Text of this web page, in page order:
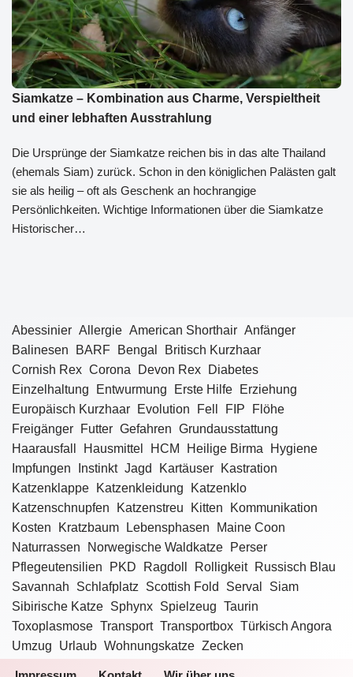
Siamkatze – Kombination aus Charme, Verspieltheit
und einer lebhaften Ausstrahlung
Die Ursprünge der Siamkatze reichen bis in das alte Thailand
(ehemals Siam) zurück. Schon in den königlichen Palästen galt
sie als heilig – oft als Geschenk an hochrangige
Persönlichkeiten. Wichtige Informationen über die Siamkatze
Historischer…
Abessinier Allergie American Shorthair Anfänger
Balinesen
BARF Bengal
Britisch Kurzhaar
Cornish Rex Corona Devon Rex
Diabetes
Einzelhaltung
Entwurmung Erste Hilfe
Erziehung
Europäisch Kurzhaar
Evolution Fell FIP
Flöhe
Freigänger
Futter Gefahren Grundausstattung
Haarausfall
Hausmittel HCM Heilige Birma
Hygiene
Impfungen
Instinkt Jagd Kartäuser
Kastration
Katzenklappe
Katzenkleidung
Katzenklo
Katzenschnupfen
Katzenstreu Kitten
Kommunikation
Kosten
Kratzbaum Lebensphasen
Maine Coon
Naturrassen
Norwegische Waldkatze
Perser
Pflegeutensilien
PKD Ragdoll Rolligkeit
Russisch Blau
Savannah
Schlafplatz Scottish Fold Serval
Siam
Sibirische Katze Sphynx Spielzeug Taurin
Toxoplasmose Transport Transportbox Türkisch Angora
Umzug
Urlaub Wohnungskatze Zecken